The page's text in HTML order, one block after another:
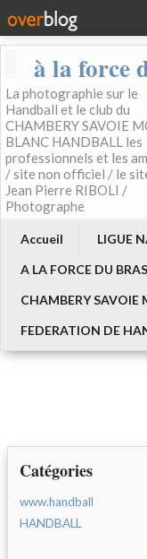
à la force
La photographie sur le
Handball et le club du
CHAMBERY SAVOIE
BLANC HANDBALL les
professionnels et les
/ site non officiel / le
Jean Pierre RIBOLI /
Photographe
Accueil
LIGUE
A LA FORCE DU
CHAMBERY
FEDERATION DE
Catégories
www.handball
HANDBALL